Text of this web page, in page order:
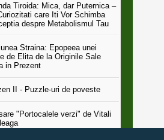
Tiroida: Mica, dar Puternica –
care Iti Vor Schimba
despre Metabolismul Tau
Straina: Epopeea unei
de Elita de la Originile Sale
in Prezent
II - Puzzle-uri de poveste
"Portocalele verzi" de Vitali